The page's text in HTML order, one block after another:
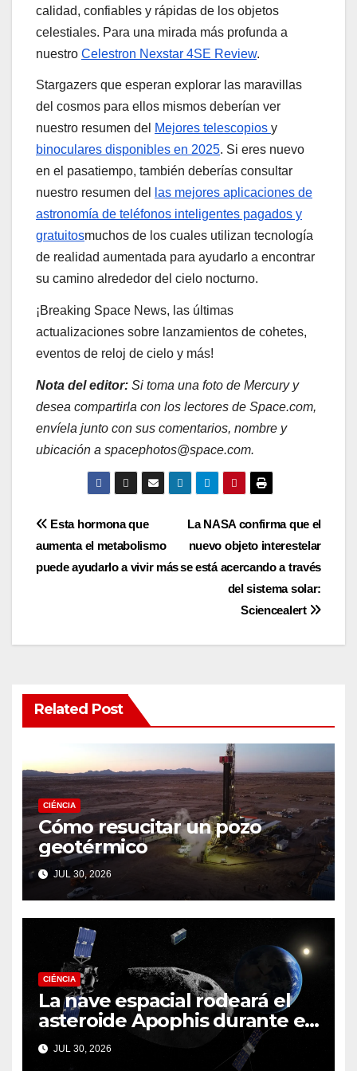
calidad, confiables y rápidas de los objetos
celestiales. Para una mirada más profunda a
nuestro Celestron Nexstar 4SE Review.
Stargazers que esperan explorar las maravillas
del cosmos para ellos mismos deberían ver
nuestro resumen del Mejores telescopios y
binoculares disponibles en 2025. Si eres nuevo
en el pasatiempo, también deberías consultar
nuestro resumen del
las mejores aplicaciones de
astronomía de teléfonos inteligentes pagados y
gratuitosmuchos de los cuales utilizan tecnología
de realidad aumentada para ayudarlo a encontrar
su camino alrededor del cielo nocturno.
¡Breaking Space News, las últimas
actualizaciones sobre lanzamientos de cohetes,
eventos de reloj de cielo y más!
Nota del editor: Si toma una foto de Mercury y
desea compartirla con los lectores de Space.com,
envíela junto con sus comentarios, nombre y
ubicación a spacephotos@space.com.
Post
navigation
La NASA confirma que el
nuevo objeto interestelar
se está acercando a través
del sistema solar:
Sciencealert
Esta hormona que
aumenta el metabolismo
puede ayudarlo a vivir más
Related Post
CIÉNCIA
Cómo resucitar un pozo
geotérmico
JUL 30, 2026
CIÉNCIA
La nave espacial rodeará el
asteroide Apophis durante el
fatídico sobrevuelo de la
Tierra en 2029
JUL 30, 2026